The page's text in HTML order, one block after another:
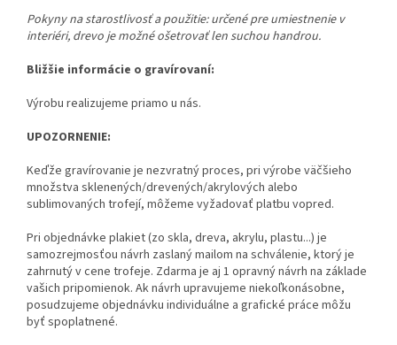
Pokyny na starostlivosť a použitie: určené pre umiestnenie v
interiéri, drevo je možné ošetrovať len suchou handrou.
Bližšie informácie o gravírovaní:
Výrobu realizujeme priamo u nás.
UPOZORNENIE:
Keďže gravírovanie je nezvratný proces, pri výrobe väčšieho
množstva sklenených/drevených/akrylových alebo
sublimovaných trofejí, môžeme vyžadovať platbu vopred.
Pri objednávke plakiet (zo skla, dreva, akrylu, plastu...) je
samozrejmosťou návrh zaslaný mailom na schválenie, ktorý je
zahrnutý v cene trofeje. Zdarma je aj 1 opravný návrh na základe
vašich pripomienok. Ak návrh upravujeme niekoľkonásobne,
posudzujeme objednávku individuálne a grafické práce môžu
byť spoplatnené.